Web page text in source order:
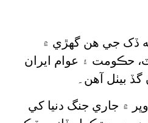
ڏک جي هن گهڙي ۾
حڪومت ۽ عوام ايران
بيٺل آهن۔
۾ جاري جنگ دنيا کي